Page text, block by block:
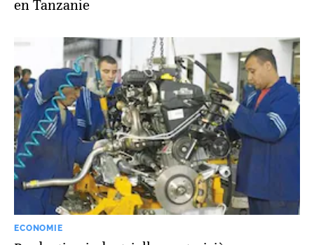
en Tanzanie
ECONOMIE